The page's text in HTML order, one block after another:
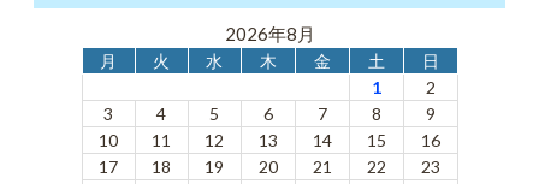
2026年8月
月 火 水 木 金 土
日
1
2
3
4 5 6 7 8
9
10
11 12 13 14 15
16
17
18 19 20 21 22
23